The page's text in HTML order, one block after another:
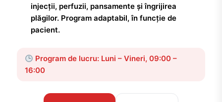
injecții, perfuzii, pansamente și îngrijirea
plăgilor. Program adaptabil, în funcție de
pacient.
Program de lucru: Luni – Vineri, 09:00 –
16:00